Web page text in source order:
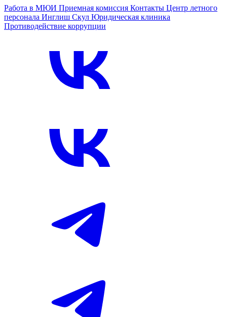
Работа в МЮИ Приемная комиссия Контакты Центр летного
персонала Инглиш Скул Юридическая клиника
Противодействие коррупции